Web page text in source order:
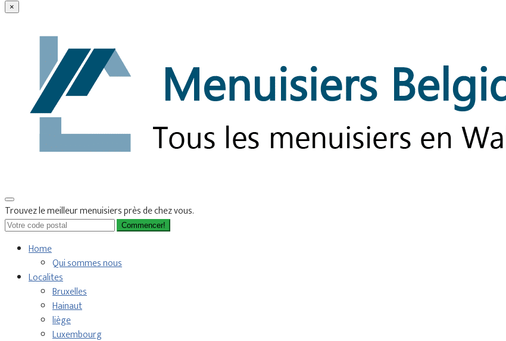
×
Trouvez le meilleur menuisiers près de chez vous.
Commencer!
Home
Qui sommes nous
Localites
Bruxelles
Hainaut
liège
Luxembourg